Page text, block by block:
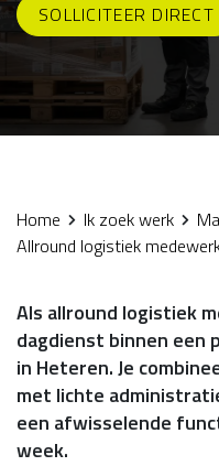
SOLLICITEER DIRECT
Home Ik zoek werk
Allround logistiek
Als allround logistiek
dagdienst binnen
in Heteren. Je
met lichte
een afwisselende
week.